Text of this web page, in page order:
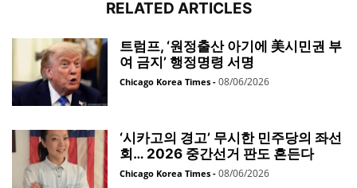
RELATED ARTICLES
트럼프, ‘원정출산 아기에 美시민권 부
여 금지’ 행정명령 서명
Chicago Korea Times - 08/06/2026
‘시카고의 경고’ 무시한 민주당의 좌선
회… 2026 중간선거 판도 흔든다
Chicago Korea Times - 08/06/2026